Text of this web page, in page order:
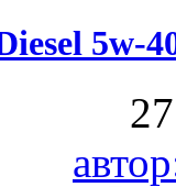
5w-